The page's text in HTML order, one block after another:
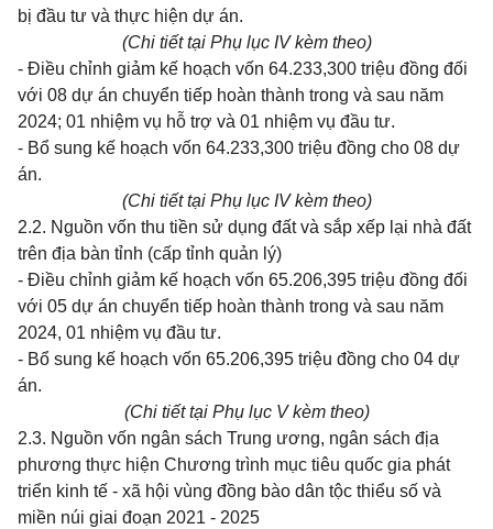
bị đầu tư và thực hiện dự án.
(Chi tiết tại Phụ lục IV kèm theo)
- Điều chỉnh giảm kế hoạch vốn 64.233,300 triệu đồng đối
với 08 dự án chuyển tiếp hoàn thành trong và sau năm
2024; 01 nhiệm vụ hỗ trợ và 01 nhiệm vụ đầu tư.
- Bổ sung kế hoạch vốn 64.233,300 triệu đồng cho 08 dự
án.
(Chi tiết tại Phụ lục IV kèm theo)
2.2. Nguồn vốn thu tiền sử dụng đất và sắp xếp lại nhà đất
trên địa bàn tỉnh (cấp tỉnh quản lý)
- Điều chỉnh giảm kế hoạch vốn 65.206,395 triệu đồng đối
với 05 dự án chuyển tiếp hoàn thành trong và sau năm
2024, 01 nhiệm vụ đầu tư.
- Bổ sung kế hoạch vốn 65.206,395 triệu đồng cho 04 dự
án.
(Chi tiết tại Phụ lục V kèm theo)
2.3. Nguồn vốn ngân sách Trung ương, ngân sách địa
phương thực hiện Chương trình mục tiêu quốc gia phát
triển kinh tế - xã hội vùng đồng bào dân tộc thiểu số và
miền núi giai đoạn 2021 - 2025